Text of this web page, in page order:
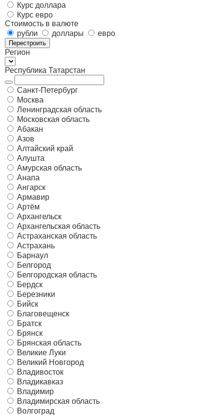
Курс доллара
Курс евро
Стоимость в валюте
рубли
доллары евро
Перестроить
Регион
Республика Татарстан
Санкт-Петербург
Москва
Ленинградская область
Московская область
Абакан
Азов
Алтайский край
Алушта
Амурская область
Анапа
Ангарск
Армавир
Артём
Архангельск
Архангельская область
Астраханская область
Астрахань
Барнаул
Белгород
Белгородская область
Бердск
Березники
Бийск
Благовещенск
Братск
Брянск
Брянская область
Великие Луки
Великий Новгород
Владивосток
Владикавказ
Владимир
Владимирская область
Волгоград